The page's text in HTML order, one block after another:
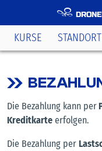
KURSE
Die Bezahlung kann per
Kreditkarte erfolgen.
Die Bezahlung per